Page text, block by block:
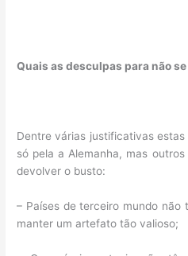
Quais as desculpas para não
Dentre várias justificativas
só pela a Alemanha, mas
devolver o busto:
– Países de terceiro mundo não
manter um artefato tão valioso;